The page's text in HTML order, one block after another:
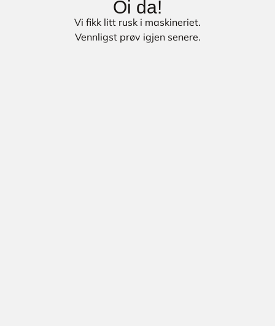
Oi da!
Vi fikk litt rusk i maskineriet.
Vennligst prøv igjen senere.